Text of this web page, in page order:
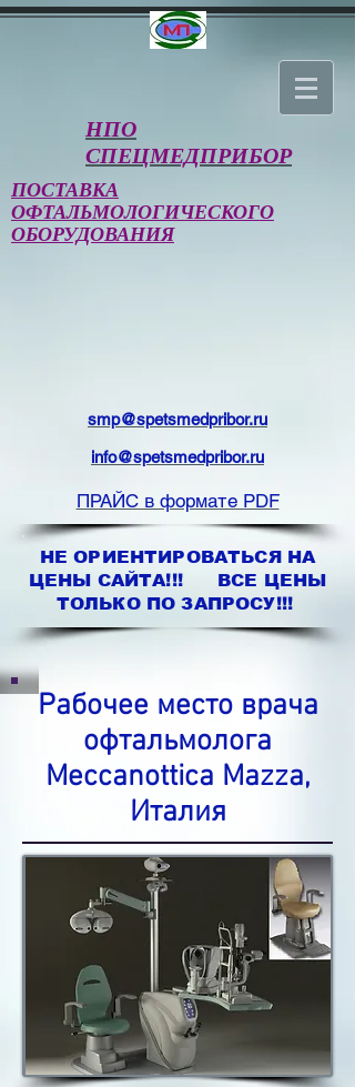
НПО
СПЕЦМЕДПРИБОР
ПОСТАВКА
ОФТАЛЬМОЛОГИЧЕСКОГО
ОБОРУДОВАНИЯ
smp@spetsmedpribor.ru
info@spetsmedpribor.ru
ПРАЙС в формате PDF
НЕ ОРИЕНТИРОВАТЬСЯ НА
ЦЕНЫ САЙТА!!! ВСЕ ЦЕНЫ
ТОЛЬКО ПО ЗАПРОСУ!!!
Рабочее место врача
офтальмолога
Meccanottica Mazza,
Италия